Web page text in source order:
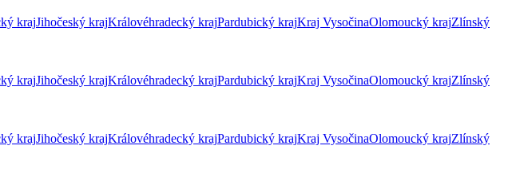
krajJihočeský krajKrálovéhradecký krajPardubický krajKraj VysočinaOlomoucký krajZlínský
krajJihočeský krajKrálovéhradecký krajPardubický krajKraj VysočinaOlomoucký krajZlínský
krajJihočeský krajKrálovéhradecký krajPardubický krajKraj VysočinaOlomoucký krajZlínský